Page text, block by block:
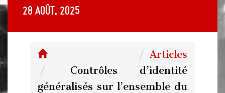
28 août, 2025
Articles
Contrôles d’identité
généralisés sur l’ensemble du